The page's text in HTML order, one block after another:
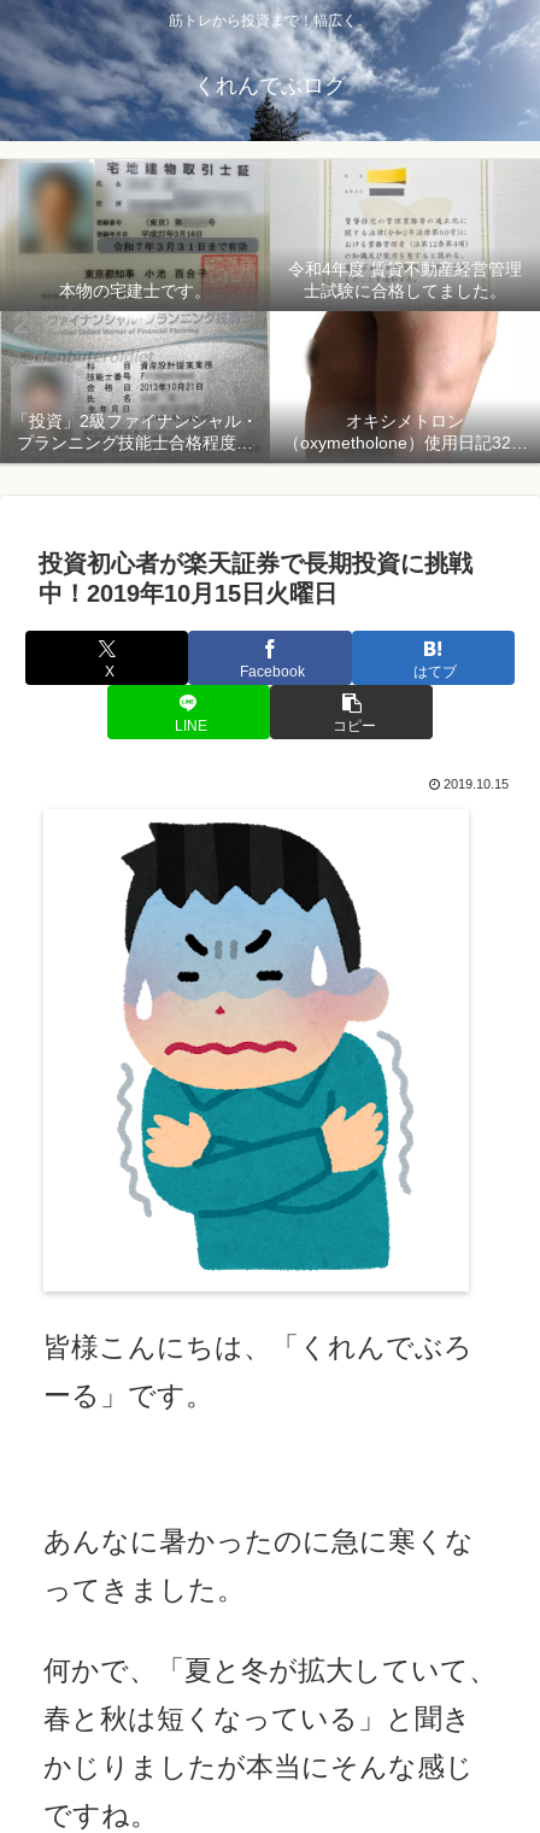
筋トレから投資まで！幅広く。
くれんでぶログ
本物の宅建士です。
令和4年度 賃貸不動産経営管理
士試験に合格してました。
「投資」2級ファイナンシャル・
プランニング技能士合格程度で
ようやく初心者「資産形成」
オキシメトロン
（oxymetholone）使用日記32日
目「骨格筋量増量開始150日目」
投資初心者が楽天証券で長期投資に挑戦
中！2019年10月15日火曜日
X Facebook はてブ
LINE コピー
2019.10.15
皆様こんにちは、「くれんでぶろ
ーる」です。
あんなに暑かったのに急に寒くな
ってきました。
何かで、「夏と冬が拡大していて、
春と秋は短くなっている」と聞き
かじりましたが本当にそんな感じ
ですね。